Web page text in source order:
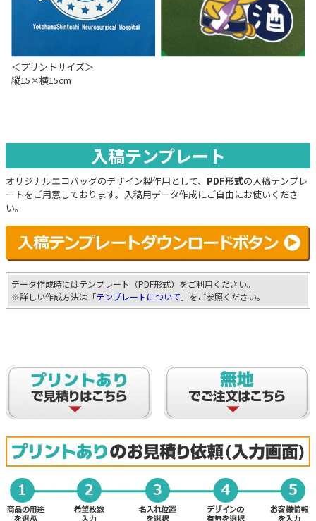
＜プリントサイズ＞
縦15×横15cm
入稿テンプレート
オリジナルエコバッグのデザイン製作用として、 PDF形式の入稿テンプレ
ートをご用意しております。入稿用データ作成にご自由にお使いくださ
い。
データ作成時にはテンプレート（PDF形式）をご利用ください。
※詳しい作成方法は「テンプレートについて 」をご参照ください。